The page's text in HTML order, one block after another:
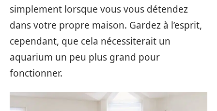
simplement lorsque vous vous détendez
dans votre propre maison. Gardez à l’esprit,
cependant, que cela nécessiterait un
aquarium un peu plus grand pour
fonctionner.